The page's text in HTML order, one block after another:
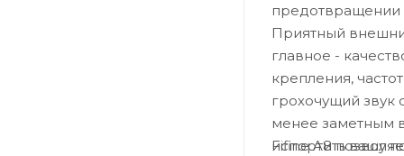
предотвращении
Приятный
главное -
крепления,
грохочущий звук
менее заметным
испортить вашу
Fifine A8